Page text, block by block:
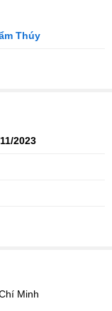
Thúy
2023
Minh